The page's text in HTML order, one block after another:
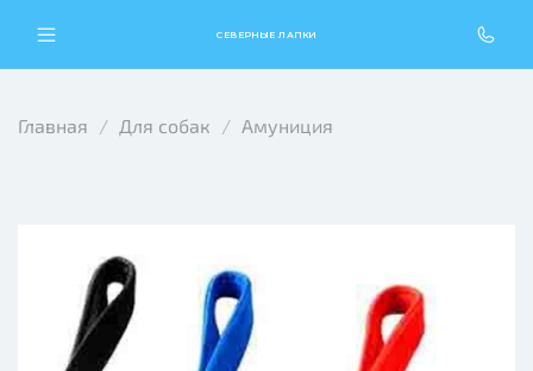
СЕВЕРНЫЕ ЛАПКИ
Главная Для собак Амуниция